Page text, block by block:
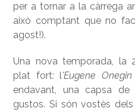
per a tornar a la càrrega
això comptant que no
agost!).
Una nova temporada, la
plat fort: l’Eugene Onegin
endavant, una capsa
gustos. Si són vostès